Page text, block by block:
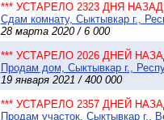
*** УСТАРЕЛО 2323 ДНЯ НАЗАД
Сдам комнату, Сыктывкар г.,
28 марта 2020 / 6 000
*** УСТАРЕЛО 2026 ДНЕЙ
Продам дом, Сыктывкар г.,
19 января 2021 / 400 000
*** УСТАРЕЛО 2357 ДНЕЙ
Продам участок, Сыктывкар г.,